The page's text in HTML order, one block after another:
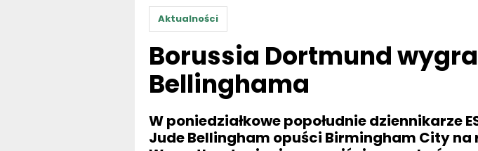
Aktualności
Borussia Dortmund
Bellinghama
W poniedziałkowe popołudnie dziennikarze
Jude Bellingham opuści Birmingham City na